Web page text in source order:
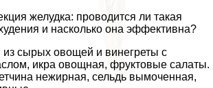
желудка: проводится ли такая
и насколько она эффективна?
сырых овощей и винегреты с
икра овощная, фруктовые салаты.
нежирная, сельдь вымоченная,